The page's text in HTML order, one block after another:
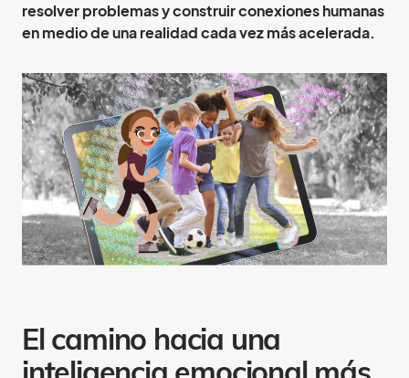
resolver problemas y construir conexiones humanas
en medio de una realidad cada vez más acelerada.
El camino hacia una